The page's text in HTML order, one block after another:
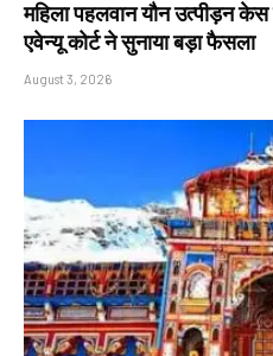
महिला पहलवान यौन उत्पीड़न
एवेन्यू कोर्ट ने सुनाया बड़ा फैसला
August 3, 2026